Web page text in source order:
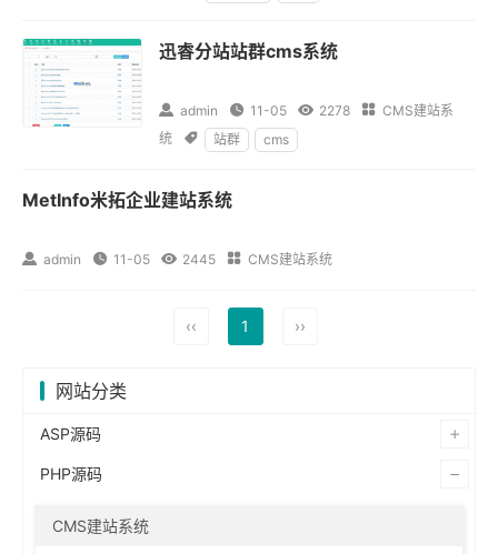
迅睿分站站群cms系统
 admin  11-05  2278  CMS建站系
统
 站群 cms
MetInfo米拓企业建站系统
 admin  11-05  2445  CMS建站系统
‹‹ 1 ››
网站分类
ASP源码
PHP源码
CMS建站系统